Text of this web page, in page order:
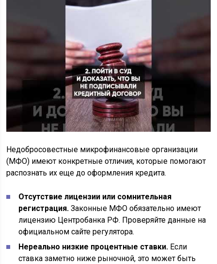
Недобросовестные микрофинансовые организации
(МФО) имеют конкретные отличия, которые помогают
распознать их еще до оформления кредита.
Отсутствие лицензии или сомнительная
регистрация. Законные МФО обязательно имеют
лицензию Центробанка РФ. Проверяйте данные на
официальном сайте регулятора.
Нереально низкие процентные ставки. Если
ставка заметно ниже рыночной, это может быть